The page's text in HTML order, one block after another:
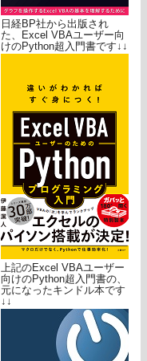
日経BP社から出版され
た、Excel VBAユーザー向
けのPython超入門書です↓↓
上記のExcel VBAユーザー
向けのPython超入門書の、
元になったキンドル本です
↓↓